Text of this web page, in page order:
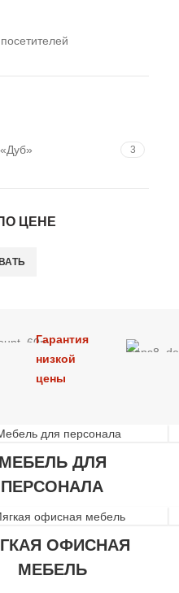
3
ЦЕНЕ
Гарантия
низкой
цены
МЕБЕЛЬ ДЛЯ
ПЕРСОНАЛА
ОФИСНАЯ
МЕБЕЛЬ